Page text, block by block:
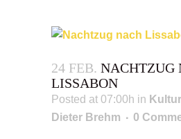
24 FEB. NACHTZUG
LISSABON
Posted at 07:00h in Kultur
Dieter Brehm
0